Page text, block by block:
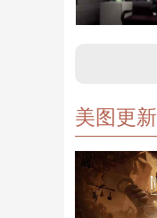
美图更新